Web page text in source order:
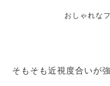
おしゃれな
そもそも近視度合いが